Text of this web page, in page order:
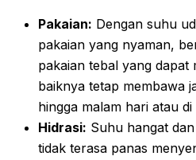
Pakaian: Dengan suhu
pakaian yang nyaman,
pakaian tebal yang
baiknya tetap membawa
hingga malam hari atau
Hidrasi: Suhu hangat
tidak terasa panas